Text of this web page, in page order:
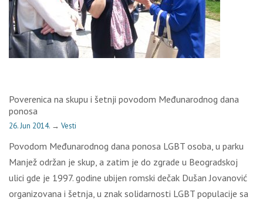
Poverenica na skupu i šetnji povodom Međunarodnog dana
ponosa
26. Jun 2014. → Vesti
Povodom Međunarodnog dana ponosa LGBT osoba, u parku
Manjež održan je skup, a zatim je do zgrade u Beogradskoj
ulici gde je 1997. godine ubijen romski dečak Dušan Jovanović
organizovana i šetnja, u znak solidarnosti LGBT populacije sa